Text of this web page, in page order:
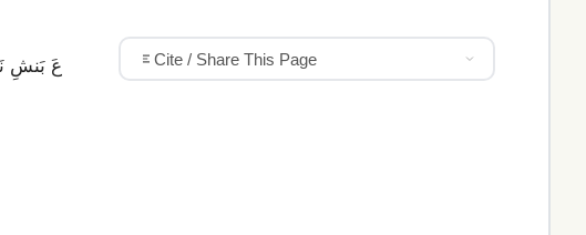
Cite / Share This Page